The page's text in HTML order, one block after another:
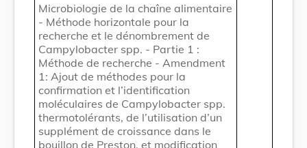
Microbiologie de la chaîne alimentaire
- Méthode horizontale pour la
recherche et le dénombrement de
Campylobacter spp. - Partie 1 :
Méthode de recherche - Amendment
1: Ajout de méthodes pour la
confirmation et l’identification
moléculaires de Campylobacter spp.
thermotolérants, de l’utilisation d’un
supplément de croissance dans le
bouillon de Preston, et modification